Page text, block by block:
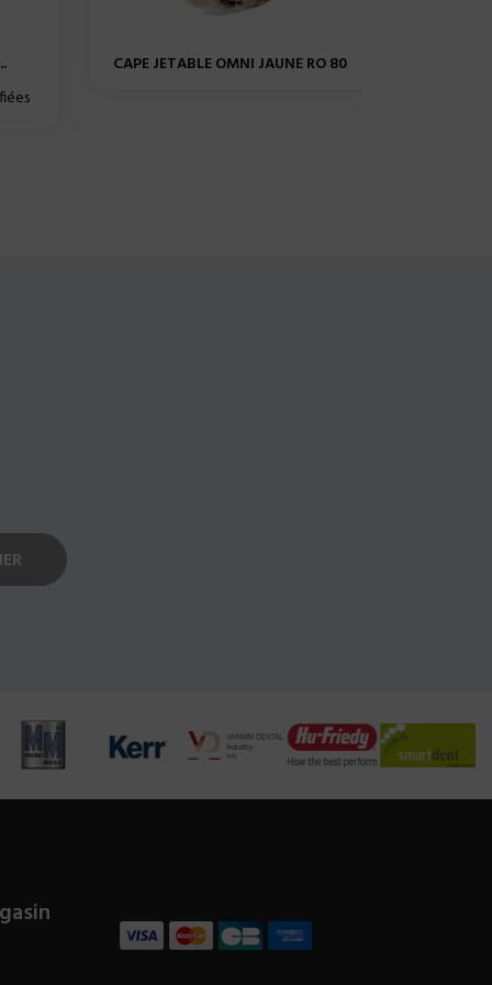
CAPE JETABLE OMNI JAUNE RO 80